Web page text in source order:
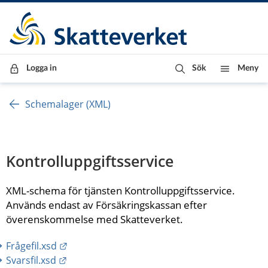
Till innehåll
Till navigationen
Till chattrobot
Logga in Sök Meny
Schemalager (XML)
Kontrolluppgiftsservice
XML-schema för tjänsten Kontrolluppgiftsservice.
Används endast av Försäkringskassan efter
överenskommelse med Skatteverket.
Frågefil.xsd
Svarsfil.xsd